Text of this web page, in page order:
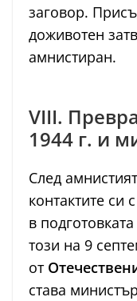
заговор.
доживотен
амнистиран.
VIII.
1944 г. и
След
контактите си
в
този на 9
от
става